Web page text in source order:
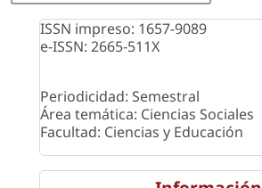
ISSN impreso: 1657-9089
e-ISSN: 2665-511X
Periodicidad: Semestral
Área temática: Ciencias Sociales
Facultad: Ciencias y Educación